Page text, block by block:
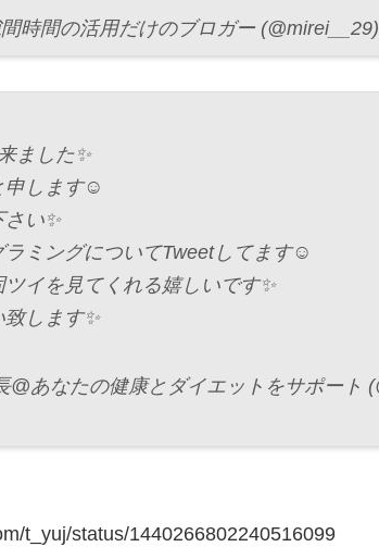
時間の活用だけのブロガー (@mirei__29)
ました✨
申します☺️
い✨
ラミングについてTweetしてます☺️
イを見てくれる嬉しいです✨
します✨
あなたの健康とダイエットをサポート
t_yuj/status/1440266802240516099